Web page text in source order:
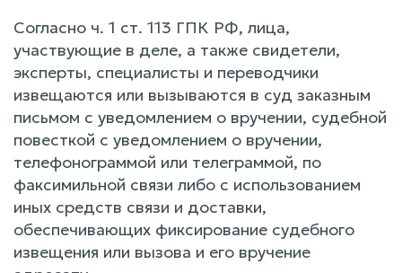
Согласно ч. 1 ст. 113 ГПК РФ, лица,
участвующие в деле, а также свидетели,
эксперты, специалисты и переводчики
извещаются или вызываются в суд заказным
письмом с уведомлением о вручении, судебной
повесткой с уведомлением о вручении,
телефонограммой или телеграммой, по
факсимильной связи либо с использованием
иных средств связи и доставки,
обеспечивающих фиксирование судебного
извещения или вызова и его вручение